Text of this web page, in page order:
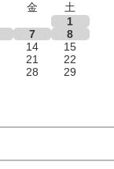
金
土
1
7
8
14
15
21
22
28
29